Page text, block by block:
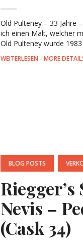
Old Pulteney – 33
ich einen Malt, welcher
Old Pulteney wurde
MORE
POSTED
IN:
BLOG POSTS
Nevis –
(Cask 34)